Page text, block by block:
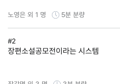
노영은 외 1 명 5분 분량
#2
장편소설공모전이라는 시스템